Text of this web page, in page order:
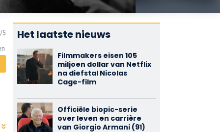
Het laatste nieuws
Filmmakers eisen 105
miljoen dollar van Netflix
na diefstal Nicolas
Cage-film
Officiële biopic-serie
over leven en carrière
van Giorgio Armani (91)